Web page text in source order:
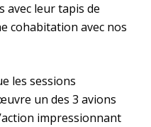
avec leur tapis de
cohabitation avec nos
les sessions
un des 3 avions
impressionnant